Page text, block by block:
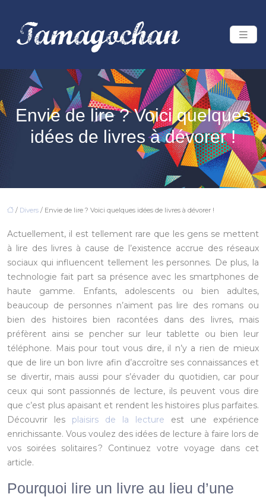
Envie de lire ? Voici quelques
idées de livres à dévorer !
/ Divers / Envie de lire ? Voici quelques idées de livres à dévorer !
Actuellement, il est tellement rare que les gens se mettent
à lire des livres à cause de l’existence accrue des réseaux
sociaux qui influencent tellement les personnes. De plus, la
technologie fait part sa présence avec les smartphones de
haute gamme. Enfants, adolescents ou bien adultes,
beaucoup de personnes n’aiment pas lire des romans ou
bien des histoires bien racontées dans des livres, mais
préfèrent ainsi se pencher sur leur tablette ou bien leur
téléphone. Mais pour tout vous dire, il n’y a rien de mieux
que de lire un bon livre afin d’accroître ses connaissances et
se divertir, mais aussi pour s’évader du quotidien, car pour
ceux qui sont passionnés de lecture, ils peuvent vous dire
que c’est plus apaisant et rendent les histoires plus parfaites.
Découvrir les plaisirs de la lecture est une expérience
enrichissante. Vous voulez des idées de lecture à faire lors de
vos soirées solitaires ? Continuez votre voyage dans cet
article.
Pourquoi lire un livre au lieu d’une